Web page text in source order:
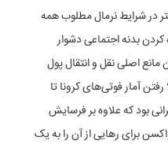
در شرایط نرمال مطلوب همه
کردن بدنه اجتماعی دشوار
اصلی نقل و انتقال پول
آمار فوتی‌های‌ کرونا تا
بحرانی بود که علاوه بر فرسایش
برای رهایی از آن را به یک